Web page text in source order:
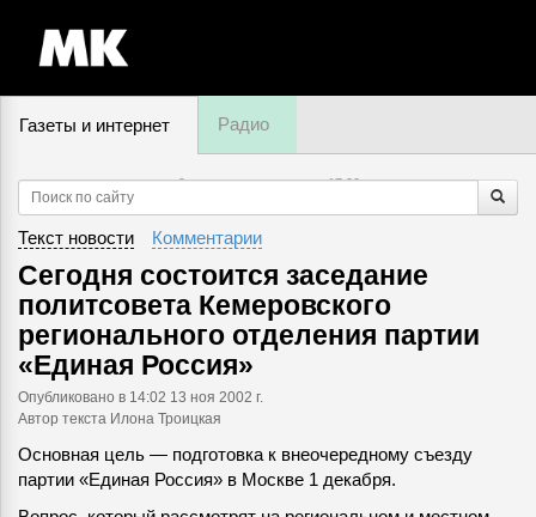
Газеты и интернет Радио
9 августа, воскресенье,17:20
Текст новости Комментарии
Сегодня состоится заседание
политсовета Кемеровского
регионального отделения партии
«Единая Россия»
Опубликовано в 14:02 13 ноя 2002 г.
Автор текста Илона Троицкая
Основная цель — подготовка к внеочередному съезду
партии «Единая Россия» в Москве 1 декабря.